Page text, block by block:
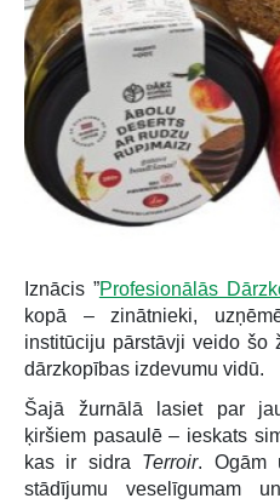
Iznācis ”Profesionālās
kopā – zinātnieki,
institūciju pārstāvji veido šo
dārzkopības izdevumu vidū.
Šajā žurnālā lasiet par
ķiršiem pasaulē – ieskats
kas ir sidra Terroir. Ogām
stādījumu veselīgumam